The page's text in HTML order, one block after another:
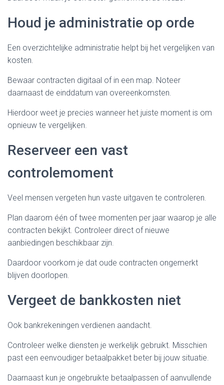
Houd je administratie op orde
Een overzichtelijke administratie helpt bij het vergelijken van
kosten.
Bewaar contracten digitaal of in een map. Noteer
daarnaast de einddatum van overeenkomsten.
Hierdoor weet je precies wanneer het juiste moment is om
opnieuw te vergelijken.
Reserveer een vast
controlemoment
Veel mensen vergeten hun vaste uitgaven te controleren.
Plan daarom één of twee momenten per jaar waarop je alle
contracten bekijkt. Controleer direct of nieuwe
aanbiedingen beschikbaar zijn.
Daardoor voorkom je dat oude contracten ongemerkt
blijven doorlopen.
Vergeet de bankkosten niet
Ook bankrekeningen verdienen aandacht.
Controleer welke diensten je werkelijk gebruikt. Misschien
past een eenvoudiger betaalpakket beter bij jouw situatie.
Daarnaast kun je ongebruikte betaalpassen of aanvullende